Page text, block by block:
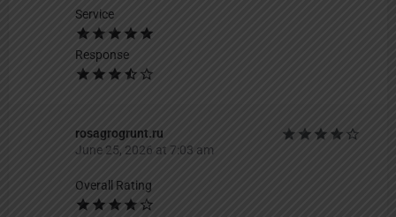
Service
Response
rosagrogrunt.ru
June 25, 2026 at 7:03 am
Overall Rating